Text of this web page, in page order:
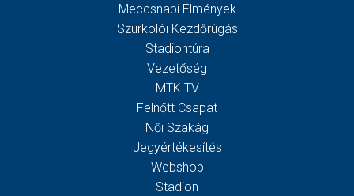
Meccsnapi Élmények
Szurkolói Kezdőrúgás
Stadiontúra
Vezetőség
MTK TV
Felnőtt Csapat
Női Szakág
Jegyértékesítés
Webshop
Stadion